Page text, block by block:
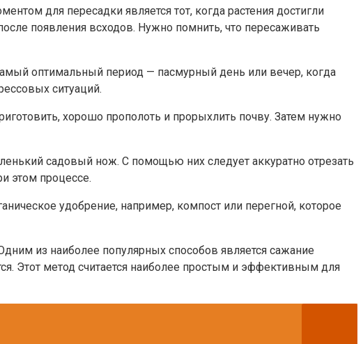
для пересадки является тот, когда растения достигли
появления всходов. Нужно помнить, что пересаживать
оптимальный период — пасмурный день или вечер, когда
ситуаций.
хорошо прополоть и прорыхлить почву. Затем нужно
садовый нож. С помощью них следует аккуратно отрезать
этом процессе.
удобрение, например, компост или перегной, которое
из наиболее популярных способов является сажание
Этот метод считается наиболее простым и эффективным для